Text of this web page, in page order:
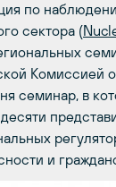
по
сектора (
Комиссией
семинар, в
и